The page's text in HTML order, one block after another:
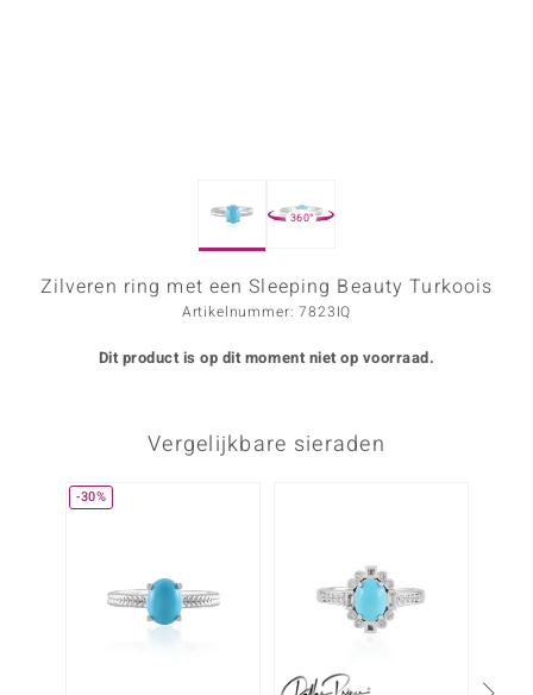
360°
Zilveren ring met een Sleeping Beauty Turkoois
Artikelnummer: 7823IQ
Dit product is op dit moment niet op voorraad.
Vergelijkbare sieraden
-30%